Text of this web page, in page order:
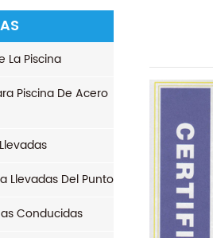
La Piscina
Piscina De Acero
Llevadas Del Punto
Conducidas